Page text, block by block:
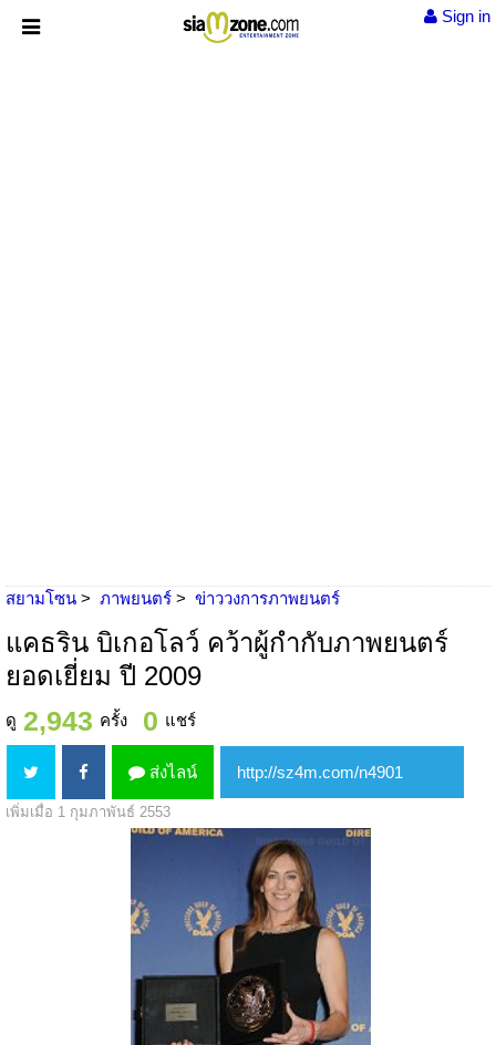
Sign in
สยามโซน ภาพยนตร์ ข่าววงการภาพยนตร์
แคธริน บิเกอโลว์ คว้าผู้กำกับภาพยนตร์
ยอดเยี่ยม ปี 2009
ดู 2,943 ครั้ง 0 แชร์
ส่งไลน์
เพิ่มเมื่อ 1 กุมภาพันธ์ 2553